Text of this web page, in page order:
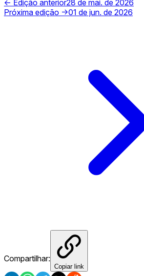
← Edição anterior28 de mai. de 2026
Próxima edição →01 de jun. de 2026
Compartilhar:
Copiar link